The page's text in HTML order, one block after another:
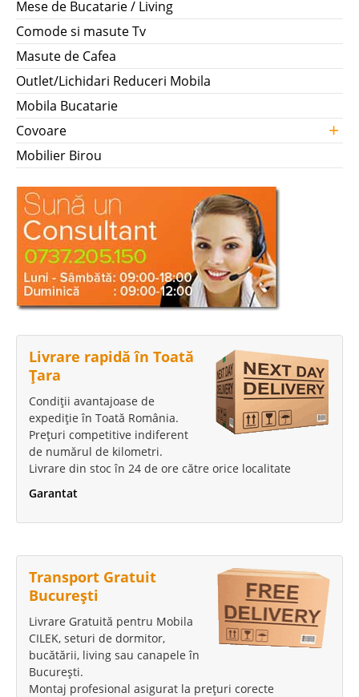
Mese de Bucatarie / Living
Comode si masute Tv
Masute de Cafea
Outlet/Lichidari Reduceri Mobila
Mobila Bucatarie
Covoare
+
Mobilier Birou
Livrare rapidă în Toată
Țara
Condiții avantajoase de
expediție în Toată România.
Prețuri competitive indiferent
de numărul de kilometri.
Livrare din stoc în 24 de ore către orice localitate
Garantat
Transport Gratuit
București
Livrare Gratuită pentru Mobila
CILEK, seturi de dormitor,
bucătării, living sau canapele în
București.
Montaj profesional asigurat la prețuri corecte